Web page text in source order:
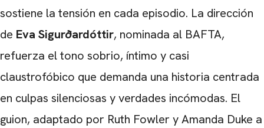
sostiene la tensión en cada episodio. La dirección
de Eva Sigurðardóttir, nominada al BAFTA,
refuerza el tono sobrio, íntimo y casi
claustrofóbico que demanda una historia centrada
en culpas silenciosas y verdades incómodas. El
guion, adaptado por Ruth Fowler y Amanda Duke a